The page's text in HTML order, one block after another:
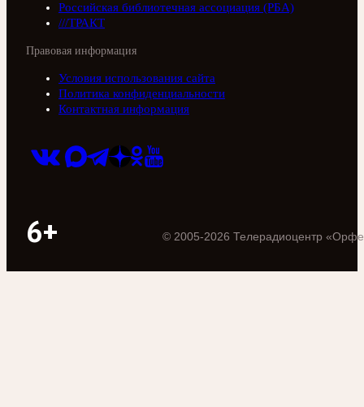
Российская библиотечная ассоциация (РБА)
///ТРАКТ
Правовая информация
Условия использования сайта
Политика конфиденциальности
Контактная информация
6+ © 2005-2026 Телерадиоцентр